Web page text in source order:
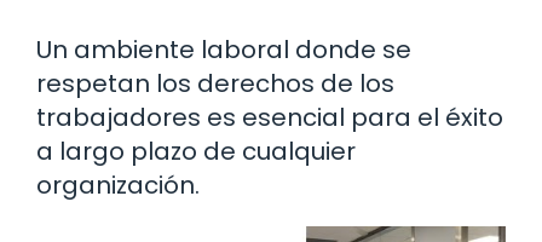
Un ambiente laboral donde se
respetan los derechos de los
trabajadores es esencial para el éxito
a largo plazo de cualquier
organización.